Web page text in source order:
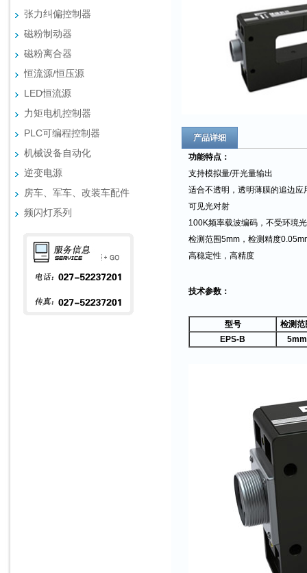
张力纠偏控制器
磁粉制动器
磁粉离合器
恒流源/恒压源
LED恒流源
力矩电机控制器
PLC可编程控制器
机械设备自动化
逆变电源
房车、军车、改装车配件
频闪灯系列
产品详细
功能特点：
支持模拟量/开光量输出
适合不透明，透明薄膜的追边
可见光对射
100K频率载波编码，不受环境
检测范围5mm ，检测精度
高稳定性，高精度
技术参数：
型号
检测范
EPS-B
5mm